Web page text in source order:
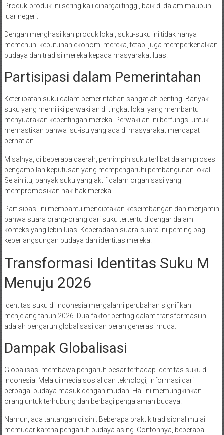
Produk-produk ini sering kali dihargai tinggi, baik di dalam maupun
luar negeri.
Dengan menghasilkan produk lokal, suku-suku ini tidak hanya
memenuhi kebutuhan ekonomi mereka, tetapi juga memperkenalkan
budaya dan tradisi mereka kepada masyarakat luas.
Partisipasi dalam Pemerintahan
Keterlibatan suku dalam pemerintahan sangatlah penting. Banyak
suku yang memiliki perwakilan di tingkat lokal yang membantu
menyuarakan kepentingan mereka. Perwakilan ini berfungsi untuk
memastikan bahwa isu-isu yang ada di masyarakat mendapat
perhatian.
Misalnya, di beberapa daerah, pemimpin suku terlibat dalam proses
pengambilan keputusan yang mempengaruhi pembangunan lokal.
Selain itu, banyak suku yang aktif dalam organisasi yang
mempromosikan hak-hak mereka.
Partisipasi ini membantu menciptakan keseimbangan dan menjamin
bahwa suara orang-orang dari suku tertentu didengar dalam
konteks yang lebih luas. Keberadaan suara-suara ini penting bagi
keberlangsungan budaya dan identitas mereka.
Transformasi Identitas Suku M
Menuju 2026
Identitas suku di Indonesia mengalami perubahan signifikan
menjelang tahun 2026. Dua faktor penting dalam transformasi ini
adalah pengaruh globalisasi dan peran generasi muda.
Dampak Globalisasi
Globalisasi membawa pengaruh besar terhadap identitas suku di
Indonesia. Melalui media sosial dan teknologi, informasi dari
berbagai budaya masuk dengan mudah. Hal ini memungkinkan
orang untuk terhubung dan berbagi pengalaman budaya.
Namun, ada tantangan di sini. Beberapa praktik tradisional mulai
memudar karena pengaruh budaya asing. Contohnya, beberapa